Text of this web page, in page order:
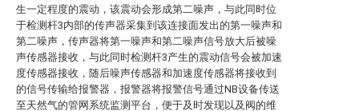
生一定程度的震动，该震动会形成第二噪声，与此同时位
于检测杆3内部的传声器采集到该连接面发出的第一噪声和
第二噪声，传声器将第一噪声和第二噪声信号放大后被噪
声传感器接收，与此同时检测杆3产生的震动信号会被加速
度传感器接收，随后噪声传感器和加速度传感器将接收到
的信号传输给报警器，报警器将报警信号通过NB设备传送
至天然气的管网系统监测平台，便于及时发现以及阀的维